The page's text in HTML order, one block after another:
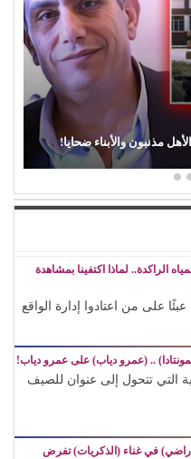
إلى سلاح
الراكدة.. لماذا اكتفينا بمشاهدة
على من اعتادوا إدارة الواقع
.. (عمرو دياب) على عمرو دياب!
التي تتحول إلى عنوان للصيف
في غناء (الذكريات) تفرض